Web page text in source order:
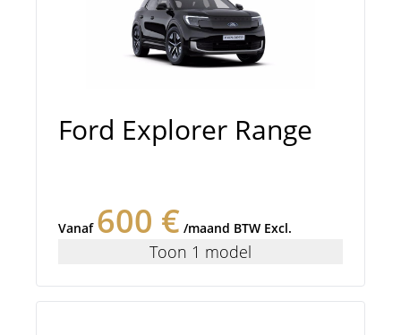
Ford Explorer Range
Vanaf 600 € /maand BTW Excl.
Toon 1 model